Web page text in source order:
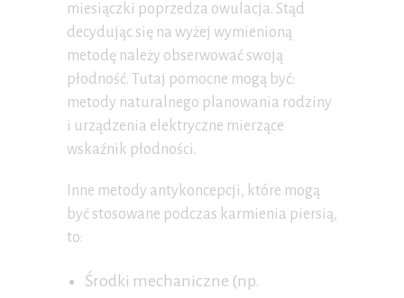
miesiączki poprzedza owulacja. Stąd
decydując się na wyżej wymienioną
metodę należy obserwować swoją
płodność. Tutaj pomocne mogą być:
metody naturalnego planowania rodziny
i urządzenia elektryczne mierzące
wskaźnik płodności.
Inne metody antykoncepcji, które mogą
być stosowane podczas karmienia piersią,
to:
Środki mechaniczne (np.